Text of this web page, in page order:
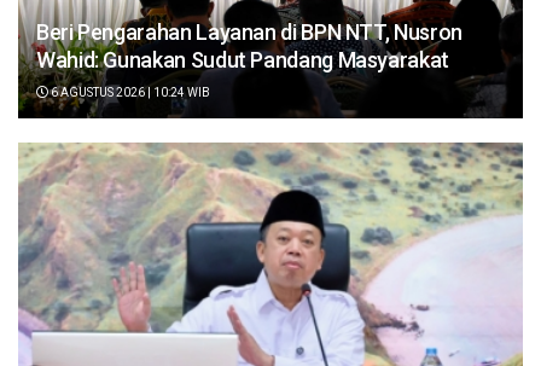
Beri Pengarahan Layanan di BPN NTT, Nusron
Wahid: Gunakan Sudut Pandang Masyarakat
6 AGUSTUS 2026 | 10:24 WIB